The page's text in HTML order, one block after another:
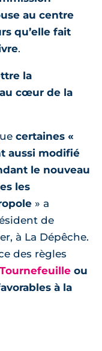
au centre
qu’elle fait
.
la
cœur de la
certaines «
aussi modifié
le nouveau
les
» a
de
à La Dépêche.
des règles
Tournefeuille ou
à la